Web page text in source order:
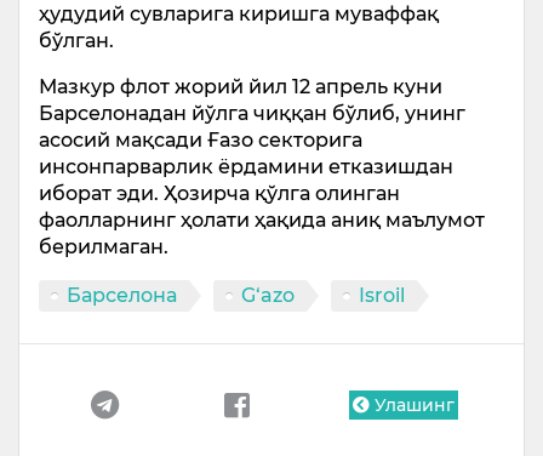
ҳудудий сувларига киришга муваффақ
бўлган.
Мазкур флот жорий йил 12 апрель куни
Барселонадан йўлга чиққан бўлиб, унинг
асосий мақсади Ғазо секторига
инсонпарварлик ёрдамини етказишдан
иборат эди. Ҳозирча қўлга олинган
фаолларнинг ҳолати ҳақида аниқ маълумот
берилмаган.
Барселона G‘azo Isroil
Улашинг